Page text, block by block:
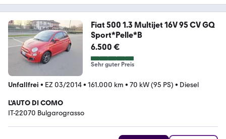
Fiat 500 1.3 Multijet 16V 95 CV GQ
Sport*Pelle*B
6.500 €
Sehr guter Preis
Unfallfrei • EZ 03/2014• 161.000 km • 70 kW (95 PS) • Diesel
L'AUTO DI COMO
IT-22070 Bulgarograsso